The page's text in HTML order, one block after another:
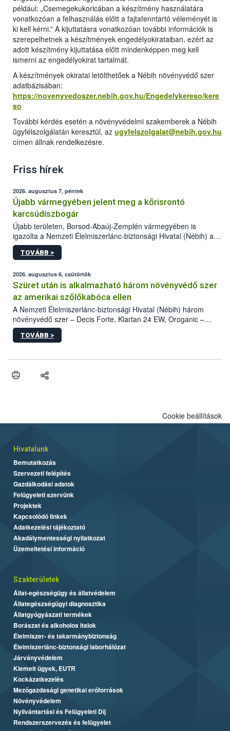
például: „Csemegekukoricában a készítmény használatára
vonatkozóan a felhasználás előtt a fajtafenntartó véleményét is
ki kell kérni.” A kijuttatásra vonatkozóan további információk is
szerepelhetnek a készítmények engedélyokirataiban, ezért az
adott készítmény kijuttatása előtt mindenképpen meg kell
ismerni az engedélyokirat tartalmát.
A készítmények okiratai letölthetőek a Nébih növényvédő szer
adatbázisában:
https://novenyvedoszer.nebih.gov.hu/Engedelykereso/kere
so
További kérdés esetén a növényvédelmi szakemberek a Nébih
ügyfélszolgálatán keresztül, az ugyfelszolgalat@nebih.gov.hu
címen állnak rendelkezésre.
Friss hírek
2026. augusztus 7, péntek
Újabb vármegyében jelent meg a kőrisrontó
karcsúdíszbogár
Újabb területen, Borsod-Abaúj-Zemplén vármegyében is
igazolta a Nemzeti Élelmiszerlánc-biztonsági Hivatal (Nébih) a
kőrisrontó karcsúdíszbogár (Agrilus planipennis) jelenlétét. A
kártevőt nem csak színcsapdában találták meg, de már fertőzött
az intenzív felderítést, emellett az intézkedéseket a szlovák
hatósággal is összehangolják a terjedés megállítása érdekében.
TOVÁBB >
2026. augusztus 6, csütörtök
Szüret után is alkalmazható három növényvédő szer
az amerikai szőlőkabóca ellen
A Nemzeti Élelmiszerlánc-biztonsági Hivatal (Nébih) három
növényvédő szer – Decis Forte, Klartan 24 EW, Oroganic –
engedélyokiratát módosította, így azok a szüretet követően,
egészen a vesszőérettség (BBCH 91) stádiumáig
érésű szőlőkben is legyen lehetőség a károsító elleni további
felhasználók számára is elérhető és ökológiai termesztésben is
TOVÁBB >
Cookie beállítások
Hivatalunk
Bemutatkozás
Szervezeti felépítés
Gazdálkodási adatok
Felügyeleti szervünk
Projektek
Kapcsolódó linkek
Adatkezelési tájékoztató
Akadálymentességi nyilatkozat
Üzemeltetési információ
Szakterületek
Állat-egészségügy és állatvédelem
Állategészségügyi diagnosztika
Állatgyógyászati termékek
Borászat és alkoholos italok
Élelmiszer- és takarmánybiztonság
Élelmiszerlánc-biztonsági laborhálózat
Járványvédelem
Kiemelt ügyek, EUTR
Kockázatkezelés
Mezőgazdasági genetikai erőforrások
Növényvédelem
Nyilvántartási és Felügyeleti Díj
Rendszerszervezés és felügyelet